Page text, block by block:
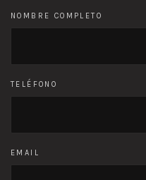
NOMBRE COMPLETO
TELÉFONO
EMAIL